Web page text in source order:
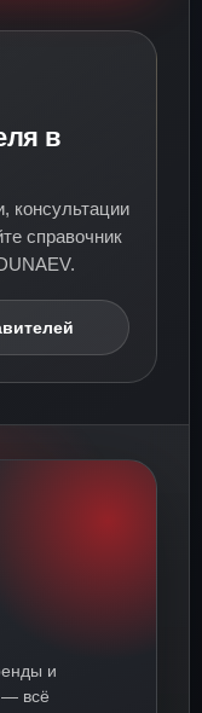
в
консультации
справочник
и
— всё